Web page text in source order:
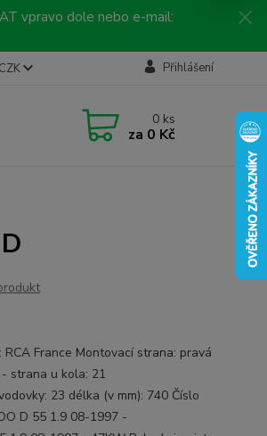
vpravo dole nebo e-mail:
CZK Přihlášení
0 ks
za 0 Kč
RCA France Montovací strana: pravá
- strana u kola: 21
23 délka (v mm): 740 Číslo
D 55 1.9 08-1997 -